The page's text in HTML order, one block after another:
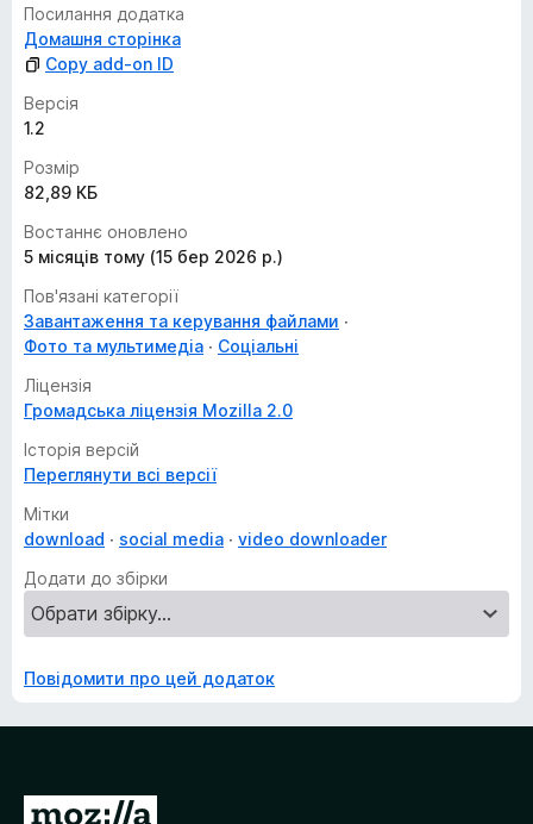
Посилання додатка
Домашня сторінка
Copy add-on ID
Версія
1.2
Розмір
82,89 КБ
Востаннє оновлено
5 місяців тому (15 бер 2026 р.)
Пов'язані категорії
Завантаження та керування файлами
Фото та мультимедіа
Соціальні
Ліцензія
Громадська ліцензія Mozilla 2.0
Історія версій
Переглянути всі версії
Мітки
download
social media
video downloader
Додати до збірки
Повідомити про цей додаток
П